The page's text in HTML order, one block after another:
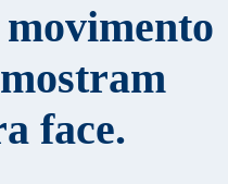
face.